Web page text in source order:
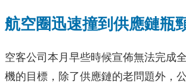
航空圈迅速撞到供應鏈瓶
空客公司本月早些時候宣佈無法完成
機的目標，除了供應鏈的老問題外，